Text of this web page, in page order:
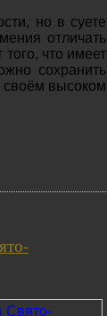
но в суете
отличать
что имеет
сохранить
своём высоком